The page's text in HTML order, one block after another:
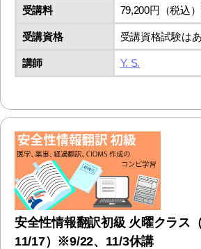
受講料 79,200円（税込
受講資格 受講資格試験は
講師 Y. S.
安全性情報翻訳初級 火曜クラス
11/17）※9/22、11/3休講